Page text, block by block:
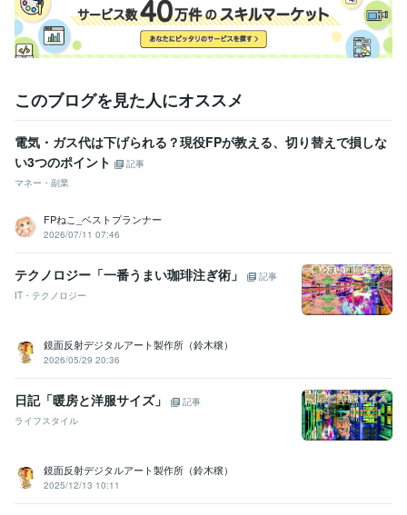
このブログを見た人にオススメ
電気・ガス代は下げられる？現役FPが教える、切り替えで損しな
い3つのポイント
記事
マネー・副業
FPねこ_ベストプランナー
2026/07/11 07:46
テクノロジー「一番うまい珈琲注ぎ術」
記事
IT・テクノロジー
鏡面反射デジタルアート製作所（鈴木穣）
2026/05/29 20:36
日記「暖房と洋服サイズ」
記事
ライフスタイル
鏡面反射デジタルアート製作所（鈴木穣）
2025/12/13 10:11